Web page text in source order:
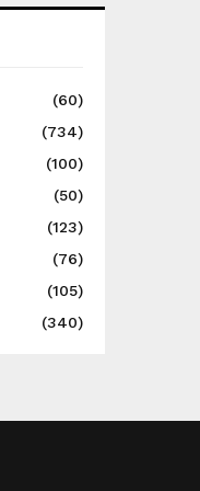
(60)
(734)
(100)
(50)
(123)
(76)
(105)
(340)